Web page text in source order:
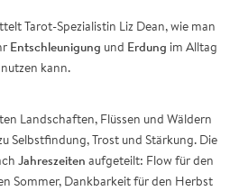
Tarot-Spezialistin Liz Dean, wie man
Entschleunigung und Erdung im Alltag
nutzen kann.
Landschaften, Flüssen und Wäldern
Selbstfindung, Trost und Stärkung. Die
Jahreszeiten aufgeteilt: Flow für den
Sommer, Dankbarkeit für den Herbst